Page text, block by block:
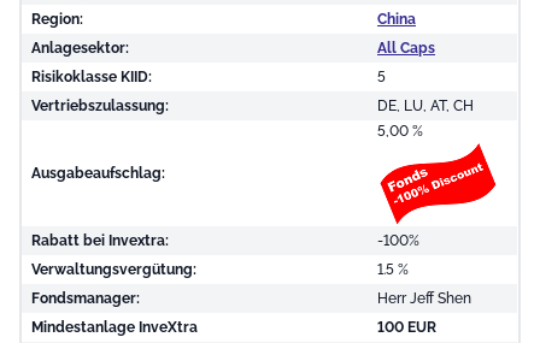
Region:
China
Anlagesektor:
All Caps
Risikoklasse KIID:
5
Vertriebszulassung:
DE, LU, AT, CH
Ausgabeaufschlag:
5,00 %
Rabatt bei Invextra:
-100%
Verwaltungsvergütung:
1.5 %
Fondsmanager:
Herr Jeff Shen
Mindestanlage InveXtra
100 EUR